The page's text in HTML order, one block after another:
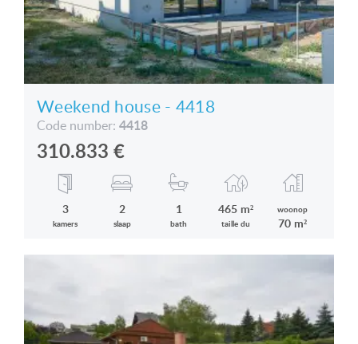
Weekend house - 4418
Code number: 4418
310.833 €
3
kamers
2
slaap
1
bath
465 m²
taille du
woonop
70 m²